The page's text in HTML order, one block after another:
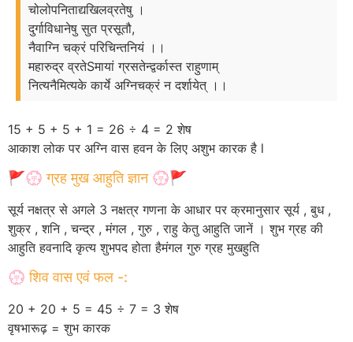
चोलोपनिताद्यखिलव्रतेषु ।
दुर्गाविधानेषु सुत प्रसूतौ,
नैवाग्नि चक्रं परिचिन्तनियं ।।
महारुद्र व्रतेSमायां ग्रसतेन्द्वर्कास्त राहुणाम्
नित्यनैमित्यके कार्ये अग्निचक्रं न दर्शायेत् ।।
15 + 5 + 5 + 1 = 26 ÷ 4 = 2 शेष
आकाश लोक पर अग्नि वास हवन के लिए अशुभ कारक है l
🚩💮 ग्रह मुख आहुति ज्ञान 💮🚩
सूर्य नक्षत्र से अगले 3 नक्षत्र गणना के आधार पर क्रमानुसार सूर्य , बुध ,
शुक्र , शनि , चन्द्र , मंगल , गुरु , राहु केतु आहुति जानें । शुभ ग्रह की
आहुति हवनादि कृत्य शुभपद होता हैमंगल गुरु ग्रह मुखहुति
💮 शिव वास एवं फल -:
20 + 20 + 5 = 45 ÷ 7 = 3 शेष
वृषभारूढ़ = शुभ कारक